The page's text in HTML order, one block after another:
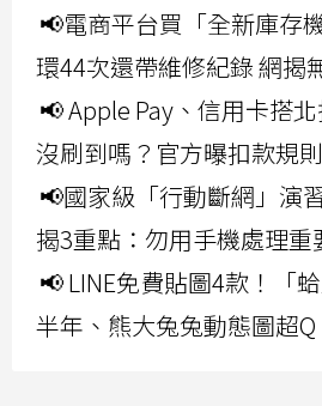
📢電商平台買「全新庫存
環44次還帶維修紀錄 網揭
📢 Apple Pay、信用卡搭
沒刷到嗎？官方曝扣款規
📢國家級「行動斷網」演
揭3重點：勿用手機處理重
📢 LINE免費貼圖4款！「
半年、熊大兔兔動態圖超Q